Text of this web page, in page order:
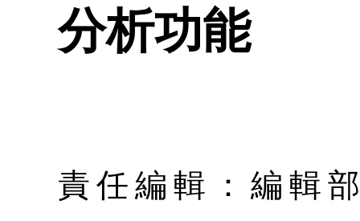
分析功能
責任編輯：編輯